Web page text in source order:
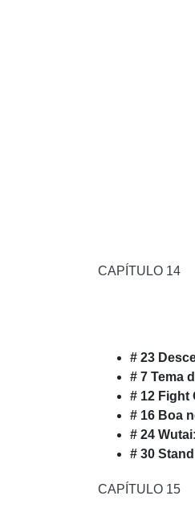
CAPÍTULO 14
# 23
# 7 Tema
# 12 Fight
# 16 Boa
# 24 Wutai
# 30
CAPÍTULO 15